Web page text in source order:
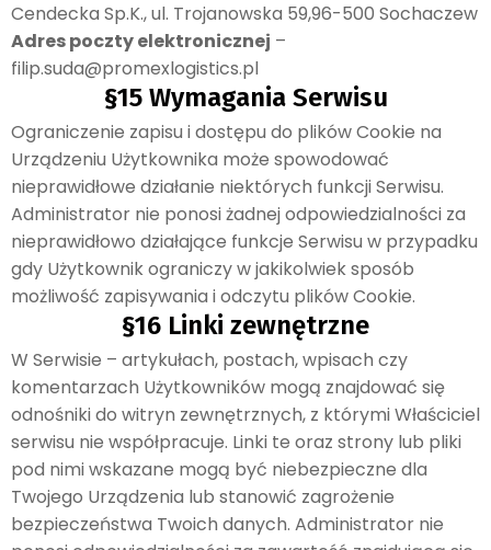
Cendecka Sp.K., ul. Trojanowska 59,96-500 Sochaczew
Adres poczty elektronicznej –
filip.suda@promexlogistics.pl
§15 Wymagania Serwisu
Ograniczenie zapisu i dostępu do plików Cookie na
Urządzeniu Użytkownika może spowodować
nieprawidłowe działanie niektórych funkcji Serwisu.
Administrator nie ponosi żadnej odpowiedzialności za
nieprawidłowo działające funkcje Serwisu w przypadku
gdy Użytkownik ograniczy w jakikolwiek sposób
możliwość zapisywania i odczytu plików Cookie.
§16 Linki zewnętrzne
W Serwisie – artykułach, postach, wpisach czy
komentarzach Użytkowników mogą znajdować się
odnośniki do witryn zewnętrznych, z którymi Właściciel
serwisu nie współpracuje. Linki te oraz strony lub pliki
pod nimi wskazane mogą być niebezpieczne dla
Twojego Urządzenia lub stanowić zagrożenie
bezpieczeństwa Twoich danych. Administrator nie